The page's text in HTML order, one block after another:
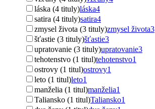
láska (4 tituly)láska4
satira (4 tituly)satira4
zmysel života (3 tituly)zmysel života3
šťastie (3 tituly)šťastie3
upratovanie (3 tituly)upratovanie3
tehotenstvo (1 titul)tehotenstvo1
ostrovy (1 titul)ostrovy1
leto (1 titul)leto1
manželia (1 titul)manželia1
Taliansko (1 titul)Taliansko1